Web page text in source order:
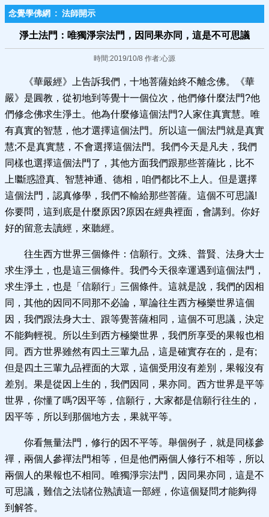
念覺學佛網 : 法師開示
淨土法門：唯獨淨宗法門，因同果亦同，這是不可思議
時間:2019/10/8 作者:心源
《華嚴經》上告訴我們，十地菩薩始終不離念佛。《華
嚴》是圓教，從初地到等覺十一個位次，他們修什麼法門?他
們修念佛求生淨土。他為什麼修這個法門?人家住真實慧。唯
有真實的智慧，他才選擇這個法門。所以這一個法門就是真實
慧;不是真實慧，不會選擇這個法門。我們今天是凡夫，我們
同樣也選擇這個法門了，其他方面我們跟那些菩薩比，比不
上!斷惑證真、智慧神通、德相，咱們都比不上人。但是選擇
這個法門，認真修學，我們不輸給那些菩薩。這個不可思議!
你要問，這到底是什麼原因?原因在經典裡面，會講到。你好
好的留意去讀經，來聽經。
往生西方世界三個條件：信願行。文殊、普賢、法身大士
求生淨土，也是這三個條件。我們今天很幸運遇到這個法門，
求生淨土，也是「信願行」三個條件。這就是說，我們的因相
同，其他的因同不同那不必論，單論往生西方極樂世界這個
因，我們跟法身大士、跟等覺菩薩相同，這個不可思議，決定
不能夠輕視。所以生到西方極樂世界，我們所享受的果報也相
同。西方世界雖然有四土三輩九品，這是確實存在的，是有;
但是四土三輩九品裡面的大眾，這個受用沒有差別，果報沒有
差別。果是從因上生的，我們因同，果亦同。西方世界是平等
世界，你懂了嗎?因平等，信願行，大家都是信願行往生的，
因平等，所以到那個地方去，果就平等。
你看無量法門，修行的因不平等。舉個例子，就是同樣參
禪，兩個人參禪法門相等，但是他們兩個人修行不相等，所以
兩個人的果報也不相同。唯獨淨宗法門，因同果亦同，這是不
可思議，難信之法!諸位熟讀這一部經，你這個疑問才能夠得
到解答。